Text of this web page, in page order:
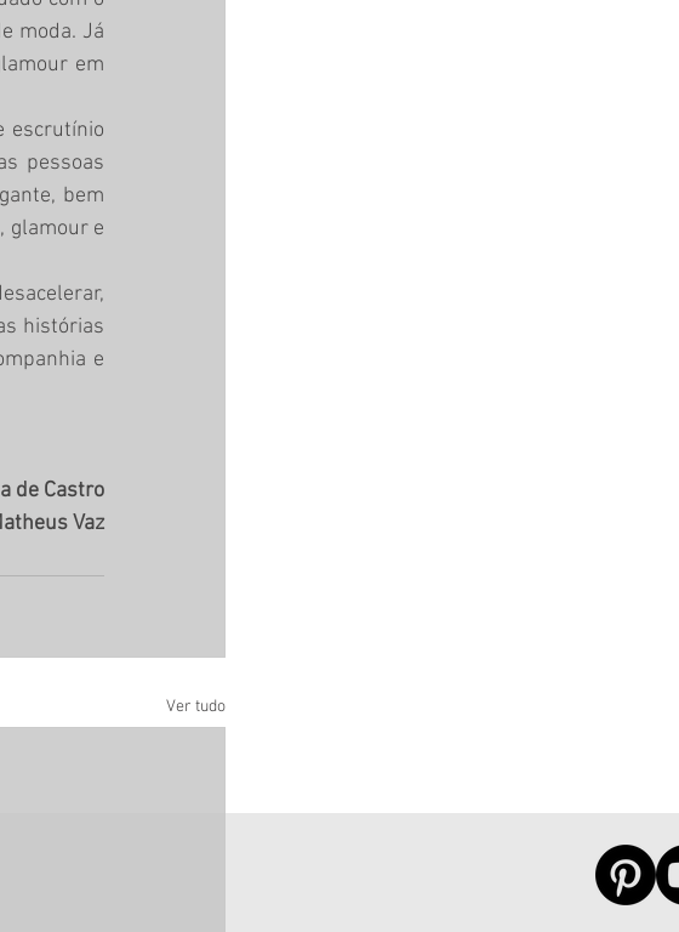
moda. Já
em
pessoas
bem
glamour e
histórias
e
de Castro
Vaz
Ver tudo